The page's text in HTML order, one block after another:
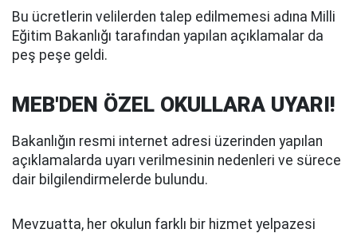
Bu ücretlerin velilerden talep edilmemesi adına Milli
Eğitim Bakanlığı tarafından yapılan açıklamalar da
peş peşe geldi.
MEB'DEN ÖZEL OKULLARA UYARI!
Bakanlığın resmi internet adresi üzerinden yapılan
açıklamalarda uyarı verilmesinin nedenleri ve sürece
dair bilgilendirmelerde bulundu.
Mevzuatta, her okulun farklı bir hizmet yelpazesi